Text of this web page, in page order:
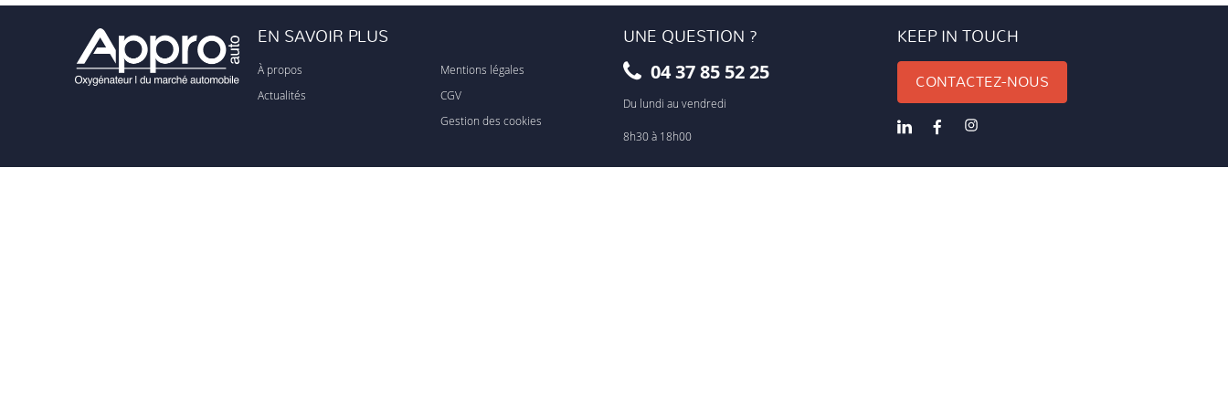
EN SAVOIR PLUS
À propos
Actualités
Mentions légales
CGV
Gestion des cookies
UNE QUESTION ?
04 37 85 52 25
Du lundi au vendredi
8h30 à 18h00
KEEP IN TOUCH
CONTACTEZ-NOUS